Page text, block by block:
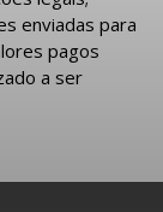
enviadas para
pagos
a ser